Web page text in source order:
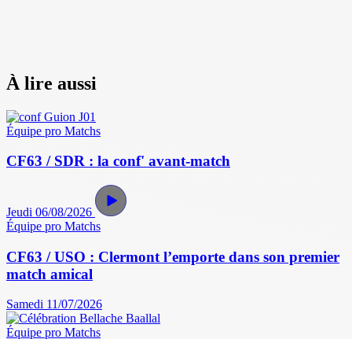
À lire aussi
Équipe pro Matchs
CF63 / SDR : la conf' avant-match
Jeudi 06/08/2026
Équipe pro Matchs
CF63 / USO : Clermont l’emporte dans son premier
match amical
Samedi 11/07/2026
Équipe pro Matchs